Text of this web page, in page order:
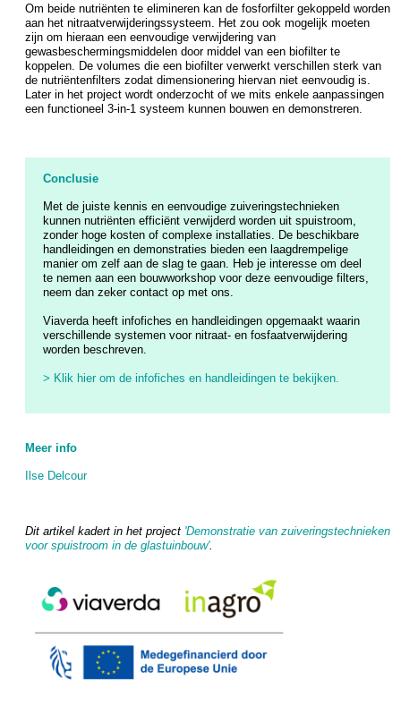
Om beide nutriënten te elimineren kan de fosforfilter gekoppeld worden
aan het nitraatverwijderingssysteem. Het zou ook mogelijk moeten
zijn om hieraan een eenvoudige verwijdering van
gewasbeschermingsmiddelen door middel van een biofilter te
koppelen. De volumes die een biofilter verwerkt verschillen sterk van
de nutriëntenfilters zodat dimensionering hiervan niet eenvoudig is.
Later in het project wordt onderzocht of we mits enkele aanpassingen
een functioneel 3-in-1 systeem kunnen bouwen en demonstreren.
Conclusie
Met de juiste kennis en eenvoudige zuiveringstechnieken
kunnen nutriënten efficiënt verwijderd worden uit spuistroom,
zonder hoge kosten of complexe installaties. De beschikbare
handleidingen en demonstraties bieden een laagdrempelige
manier om zelf aan de slag te gaan. Heb je interesse om deel
te nemen aan een bouwworkshop voor deze eenvoudige filters,
neem dan zeker contact op met ons.
Viaverda heeft infofiches en handleidingen opgemaakt waarin
verschillende systemen voor nitraat- en fosfaatverwijdering
worden beschreven.
> Klik hier om de infofiches en handleidingen te bekijken.
Meer info
Ilse Delcour
Dit artikel kadert in het project 'Demonstratie van zuiveringstechnieken
voor spuistroom in de glastuinbouw'.